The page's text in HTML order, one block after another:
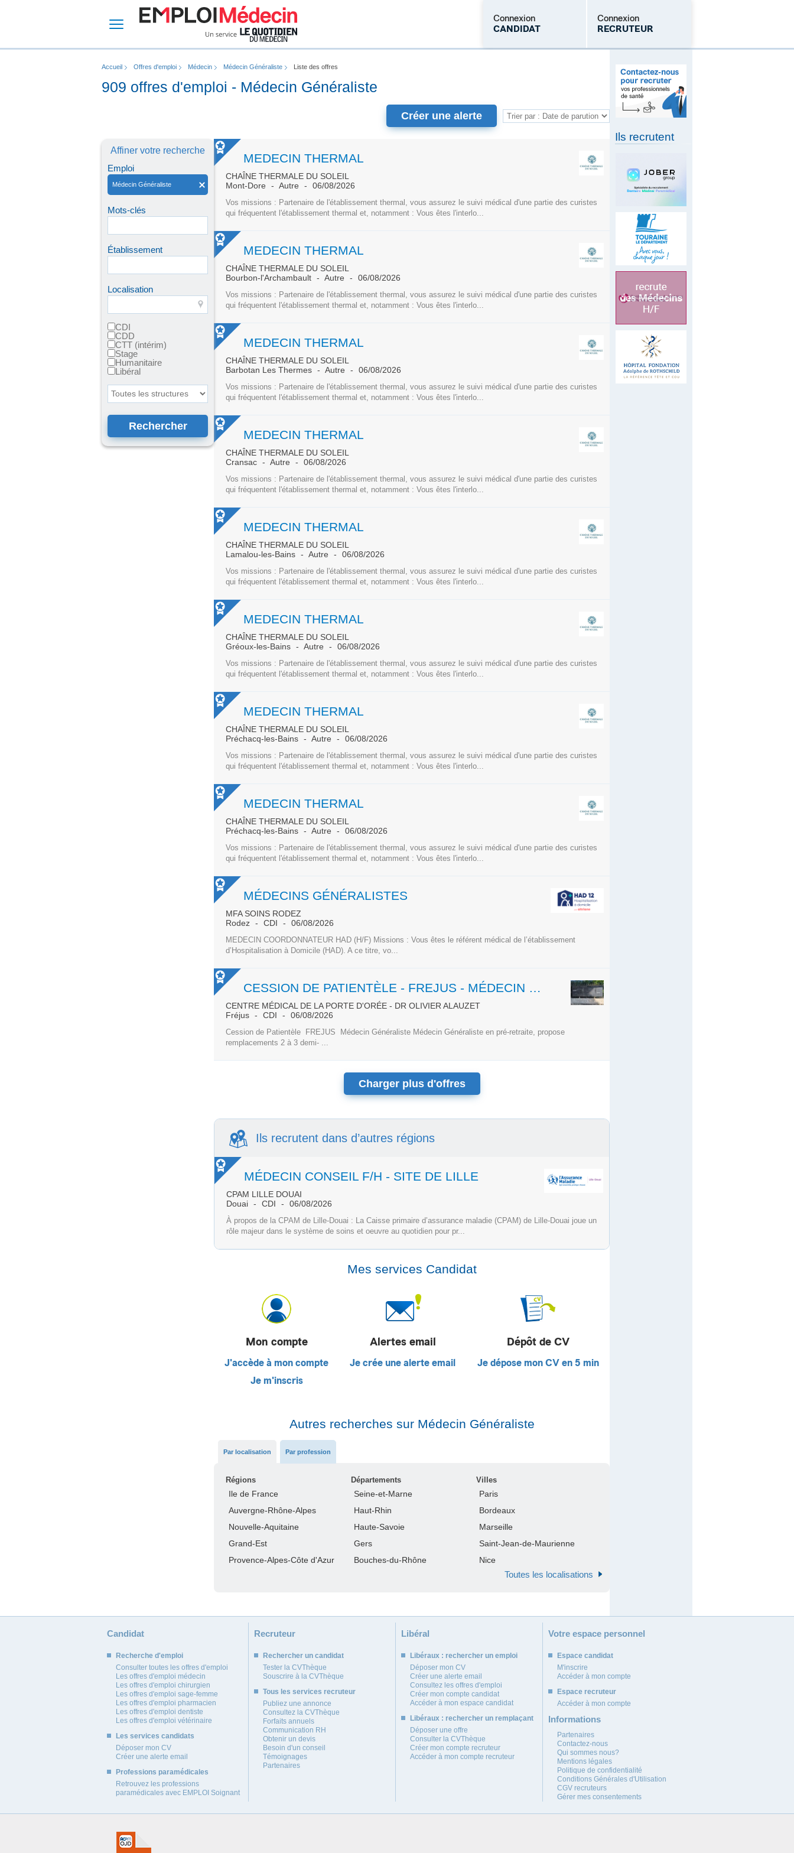
Connexion
CANDIDAT
Connexion
RECRUTEUR
Mot de passe oublié
Accueil Offres d'emploi Médecin Médecin Généraliste Liste des offres
909 offres d'emploi - Médecin Généraliste
Créer une alerte
Affiner votre recherche
Emploi
Médecin Généraliste
Mots-clés
Établissement
Localisation
CDI
CDD
CTT (intérim)
Stage
Humanitaire
Libéral
Toutes les structures
MEDECIN THERMAL
CHAÎNE THERMALE DU SOLEIL
Mont-Dore
Autre 06/08/2026
Vos missions : Partenaire de l'établissement thermal, vous assurez le suivi médical d'une partie des curistes
qui fréquentent l'établissement thermal et, notamment : Vous êtes l'interlo...
MEDECIN THERMAL
CHAÎNE THERMALE DU SOLEIL
Bourbon-l'Archambault
Autre 06/08/2026
Vos missions : Partenaire de l'établissement thermal, vous assurez le suivi médical d'une partie des curistes
qui fréquentent l'établissement thermal et, notamment : Vous êtes l'interlo...
MEDECIN THERMAL
CHAÎNE THERMALE DU SOLEIL
Barbotan Les Thermes
Autre 06/08/2026
Vos missions : Partenaire de l'établissement thermal, vous assurez le suivi médical d'une partie des curistes
qui fréquentent l'établissement thermal et, notamment : Vous êtes l'interlo...
MEDECIN THERMAL
CHAÎNE THERMALE DU SOLEIL
Cransac
Autre 06/08/2026
Vos missions : Partenaire de l'établissement thermal, vous assurez le suivi médical d'une partie des curistes
qui fréquentent l'établissement thermal et, notamment : Vous êtes l'interlo...
MEDECIN THERMAL
CHAÎNE THERMALE DU SOLEIL
Lamalou-les-Bains
Autre 06/08/2026
Vos missions : Partenaire de l'établissement thermal, vous assurez le suivi médical d'une partie des curistes
qui fréquentent l'établissement thermal et, notamment : Vous êtes l'interlo...
MEDECIN THERMAL
CHAÎNE THERMALE DU SOLEIL
Gréoux-les-Bains
Autre 06/08/2026
Vos missions : Partenaire de l'établissement thermal, vous assurez le suivi médical d'une partie des curistes
qui fréquentent l'établissement thermal et, notamment : Vous êtes l'interlo...
MEDECIN THERMAL
CHAÎNE THERMALE DU SOLEIL
Préchacq-les-Bains
Autre 06/08/2026
Vos missions : Partenaire de l'établissement thermal, vous assurez le suivi médical d'une partie des curistes
qui fréquentent l'établissement thermal et, notamment : Vous êtes l'interlo...
MEDECIN THERMAL
CHAÎNE THERMALE DU SOLEIL
Préchacq-les-Bains
Autre 06/08/2026
Vos missions : Partenaire de l'établissement thermal, vous assurez le suivi médical d'une partie des curistes
qui fréquentent l'établissement thermal et, notamment : Vous êtes l'interlo...
MÉDECINS GÉNÉRALISTES
MFA SOINS RODEZ
Rodez
CDI 06/08/2026
MEDECIN COORDONNATEUR HAD (H/F) Missions : Vous êtes le référent médical de l’établissement
d’Hospitalisation à Domicile (HAD). A ce titre, vo...
CESSION DE PATIENTÈLE - FREJUS - MÉDECIN GÉNÉRALISTE
CENTRE MÉDICAL DE LA PORTE D'ORÉE - DR OLIVIER ALAUZET
Fréjus
CDI 06/08/2026
Cession de Patientèle FREJUS Médecin Généraliste Médecin Généraliste en pré-retraite, propose
remplacements 2 à 3 demi- ...
Charger plus d'offres
Ils recrutent dans d’autres régions
MÉDECIN CONSEIL F/H - SITE DE LILLE
CPAM LILLE DOUAI
Douai
CDI 06/08/2026
À propos de la CPAM de Lille-Douai : La Caisse primaire d’assurance maladie (CPAM) de Lille-Douai joue un
rôle majeur dans le système de soins et oeuvre au quotidien pour pr...
Mes services Candidat
Mon compte
J'accède à mon compte
Je m'inscris
Alertes email
Je crée une alerte email
Dépôt de CV
Je dépose mon CV en 5 min
Autres recherches sur Médecin Généraliste
Par localisation Par profession
Régions Départements Villes
Ile de France Seine-et-Marne
Paris
Auvergne-Rhône-Alpes
Haut-Rhin
Bordeaux
Nouvelle-Aquitaine
Haute-Savoie
Marseille
Grand-Est
Gers
Saint-Jean-de-Maurienne
Provence-Alpes-Côte d'Azur
Bouches-du-Rhône Nice
Toutes les localisations
Ils recrutent
Candidat
Recherche d'emploi
Consulter toutes les offres d'emploi
Les offres d'emploi médecin
Les offres d'emploi chirurgien
Les offres d'emploi sage-femme
Les offres d'emploi pharmacien
Les offres d'emploi dentiste
Les offres d'emploi vétérinaire
Les services candidats
Déposer mon CV
Créer une alerte email
Professions paramédicales
Retrouvez les professions
paramédicales avec EMPLOI Soignant
Recruteur
Rechercher un candidat
Tester la CVThèque
Souscrire à la CVThèque
Tous les services recruteur
Publiez une annonce
Consultez la CVThèque
Forfaits annuels
Communication RH
Obtenir un devis
Besoin d'un conseil
Témoignages
Partenaires
Libéral
Libéraux : rechercher un emploi
Déposer mon CV
Créer une alerte email
Consultez les offres d'emploi
Créer mon compte candidat
Accéder à mon espace candidat
Libéraux : rechercher un remplaçant
Déposer une offre
Consulter la CVThèque
Créer mon compte recruteur
Accéder à mon compte recruteur
Votre espace personnel
Espace candidat
M'inscrire
Accéder à mon compte
Espace recruteur
Accéder à mon compte
Informations
Partenaires
Contactez-nous
Qui sommes nous?
Mentions légales
Politique de confidentialité
Conditions Générales d'Utilisation
CGV recruteurs
Gérer mes consentements